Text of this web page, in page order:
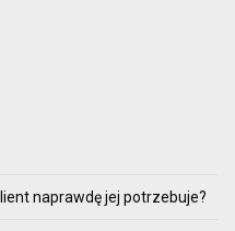
naprawdę jej potrzebuje?